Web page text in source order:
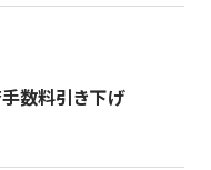
手数料引き下げ